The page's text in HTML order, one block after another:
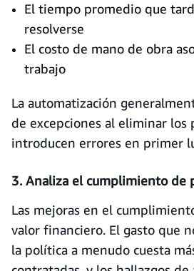
El tiempo promedio que
resolverse
El costo de mano de obra
trabajo
La automatización
de excepciones al eliminar los
introducen errores en primer
3. Analiza el cumplimiento de
Las mejoras en el
valor financiero. El gasto que
la política a menudo cuesta